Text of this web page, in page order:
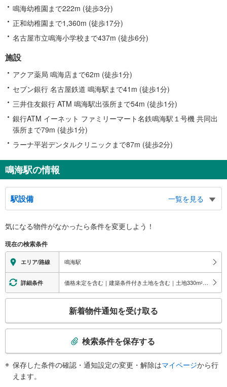
鳴海幼稚園まで222m (徒歩3分)
正和幼稚園まで1,360m (徒歩17分)
名古屋市立鳴海小学校まで437m (徒歩6分)
施設
アクア薬局 鳴海店まで62m (徒歩1分)
セブン銀行 名古屋鉄道 鳴海駅まで41m (徒歩1分)
三井住友銀行 ATM 鳴海駅出張所まで54m (徒歩1分)
銀行ATM イーネット ファミリーマート名鉄鳴海駅１号機 共同出
張所まで79m (徒歩1分)
ラーナ平岩デンタルクリニックまで87m (徒歩2分)
鳴海駅の情報
駅設備
一覧を見る
※段差なしでの移動経路
地上⇔改札⇔ホーム：○
エレベータ
・各ホーム⇔改札
・改札⇔西口
エスカレータ
《多機能トイレ》
・点字案内（券売機）
気になる物件がなかったら条件を変更しよう！
現在の検索条件
エリア/路線 鳴海駅
詳細条件 価格未定を含む｜建築条件付き土地を含む｜土地330m2 以上
検
新着物件通知を受け取る
検索条件を保存する
保存した条件の確認・通知設定の変更・解除はマイページから行
えます。